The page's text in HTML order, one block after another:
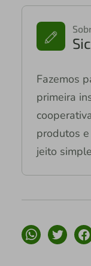
Fazemos
primeira
produtos
jeito